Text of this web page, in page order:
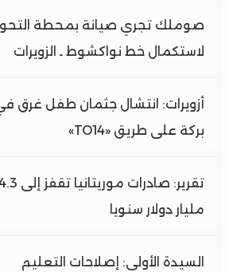
صوملك تجري صيانة بمحطة
لاستكمال خط نواكشوط ـ الزويرات
أزويرات: انتشال جثمان طفل غرق
بركة على طريق «TO14»
تقرير: صادرات موريتانيا
مليار دولار سنويا
السيدة الأولى: إصلاحات التعليم